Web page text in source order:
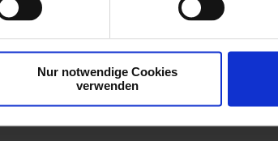
Nur notwendige Cookies
verwenden